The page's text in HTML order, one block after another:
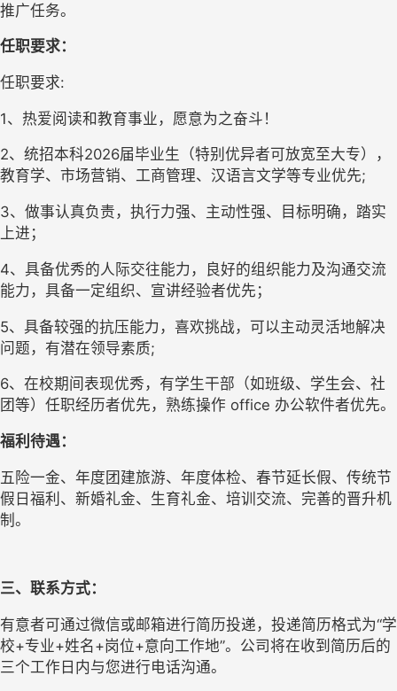
推广任务。
任职要求：
任职要求:
1、 热爱阅读和教育事业，愿意为之奋斗！
2、 统招本科2026届毕业生（特别优异者可放宽至大专），
教育学、市场营销、工商管理、汉语言文学等专业优先;
3、 做事认真负责，执行力强、主动性强、目标明确，踏实
上进；
4、 具备优秀的人际交往能力，良好的组织能力及沟通交流
能力，具备一定组织、宣讲经验者优先；
5、 具备较强的抗压能力，喜欢挑战，可以主动灵活地解决
问题，有潜在领导素质;
6、 在校期间表现优秀，有学生干部（如班级、学生会、社
团等）任职经历者优先，熟练操作 office 办公软件者优先。
福利待遇：
五险一金、年度团建旅游、年度体检、春节延长假、传统节
假日福利、新婚礼金、生育礼金、培训交流、完善的晋升机
制。
三、联系方式：
有意者可通过微信或邮箱进行简历投递，投递简历格式为“学
校+专业+姓名+岗位+意向工作地”。公司将在收到简历后的
三个工作日内与您进行电话沟通。